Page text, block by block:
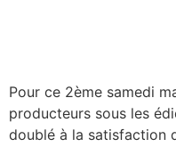
Pour ce 2ème samedi
producteurs sous les
doublé à la satisfaction